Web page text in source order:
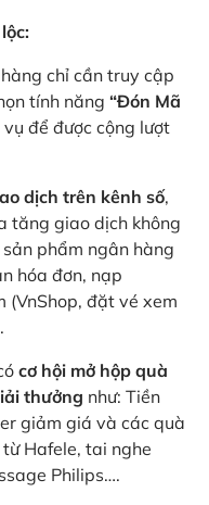
chỉ cần truy cập
tính năng “Đón Mã
để được cộng lượt
dịch trên kênh số,
tăng giao dịch không
phẩm ngân hàng
hóa đơn, nạp
(VnShop, đặt vé xem
cơ hội mở hộp quà
thưởng như: Tiền
giảm giá và các quà
Hafele, tai nghe
Philips….